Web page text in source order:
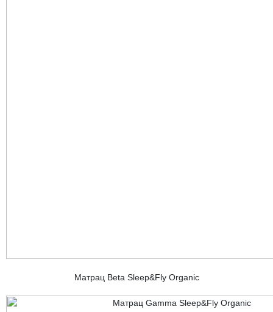
Матрац Beta Sleep&Fly Organic